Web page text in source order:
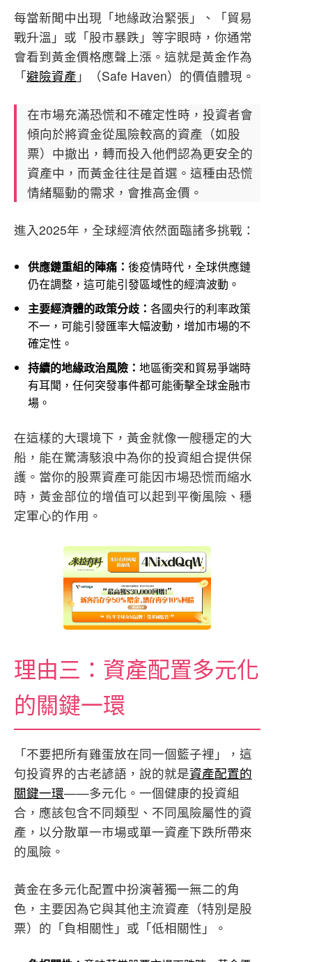
每當新聞中出現「地緣政治緊張」、「貿易
戰升溫」或「股市暴跌」等字眼時，你通常
會看到黃金價格應聲上漲。這就是黃金作為
「避險資產 」（Safe Haven）的價值體現。
在市場充滿恐慌和不確定性時，投資者會
傾向於將資金從風險較高的資產（如股
票）中撤出，轉而投入他們認為更安全的
資產中，而黃金往往是首選。這種由恐慌
情緒驅動的需求，會推高金價。
進入2025年，全球經濟依然面臨諸多挑戰：
供應鏈重組的陣痛： 後疫情時代，全球供應鏈
仍在調整，這可能引發區域性的經濟波動。
主要經濟體的政策分歧： 各國央行的利率政策
不一，可能引發匯率大幅波動，增加市場的不
確定性。
持續的地緣政治風險： 地區衝突和貿易爭端時
有耳聞，任何突發事件都可能衝擊全球金融市
場。
在這樣的大環境下，黃金就像一艘穩定的大
船，能在驚濤駭浪中為你的投資組合提供保
護。當你的股票資產可能因市場恐慌而縮水
時，黃金部位的增值可以起到平衡風險、穩
定軍心的作用。
理由三：資產配置多元化
的關鍵一環
「不要把所有雞蛋放在同一個籃子裡」，這
句投資界的古老諺語，說的就是資產配置的
關鍵一環——多元化。一個健康的投資組
合，應該包含不同類型、不同風險屬性的資
產，以分散單一市場或單一資產下跌所帶來
的風險。
黃金在多元化配置中扮演著獨一無二的角
色，主要因為它與其他主流資產（特別是股
票）的「負相關性」或「低相關性」。